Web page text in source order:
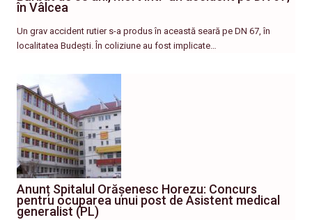
în Vâlcea
Un grav accident rutier s-a produs în această seară pe DN 67, în
localitatea Budești. În coliziune au fost implicate…
Anunț Spitalul Orășenesc Horezu: Concurs
pentru ocuparea unui post de Asistent medical
generalist (PL)